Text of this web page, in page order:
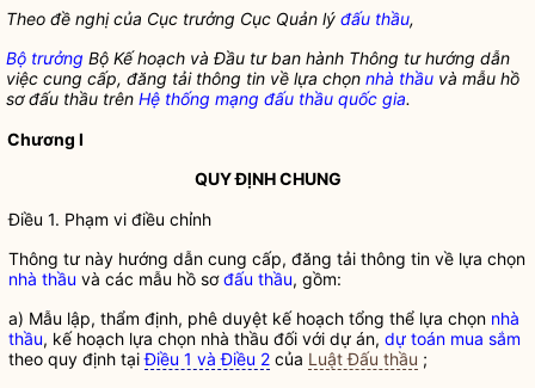
Theo đề nghị của Cục trưởng Cục Quản lý đấu thầu,
Bộ trưởng Bộ Kế hoạch và Đầu tư ban hành Thông tư hướng dẫn
việc cung cấp, đăng tải thông tin về lựa chọn nhà thầu và mẫu hồ
sơ đấu thầu trên Hệ thống mạng đấu thầu quốc gia.
Chương I
QUY ĐỊNH CHUNG
Điều 1. Phạm vi điều chỉnh
Thông tư này hướng dẫn cung cấp, đăng tải thông tin về lựa chọn
nhà thầu và các mẫu hồ sơđấu thầu, gồm:
a) Mẫu lập, thẩm định, phê duyệt kế hoạch tổng thể lựa chọn nhà
thầu, kế hoạch lựa chọn nhà thầu đối với dự án, dự toán mua sắm
theo quy định tạiĐiều 1 và Điều 2 của Luật Đấu thầu ;